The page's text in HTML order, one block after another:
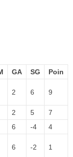
GA SG Poin
2 6 9
2 5
7
6 -4 4
6 -2 1